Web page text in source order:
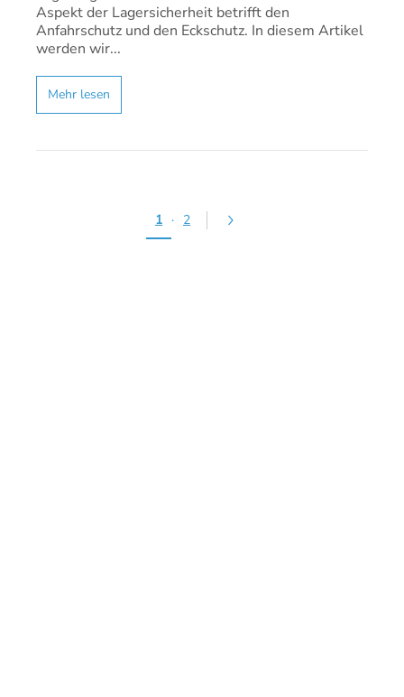
Aspekt der Lagersicherheit betrifft den
Anfahrschutz und den Eckschutz. In diesem Artikel
werden wir...
Mehr lesen
1 · 2